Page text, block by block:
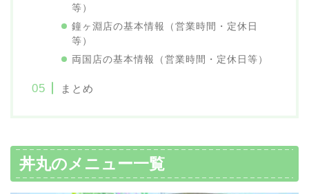
等）
鐘ヶ淵店の基本情報（営業時間・定休日
等）
両国店の基本情報（営業時間・定休日等）
まとめ
丼丸のメニュー一覧